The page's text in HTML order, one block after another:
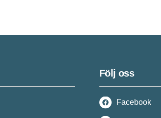
Följ oss
Facebook